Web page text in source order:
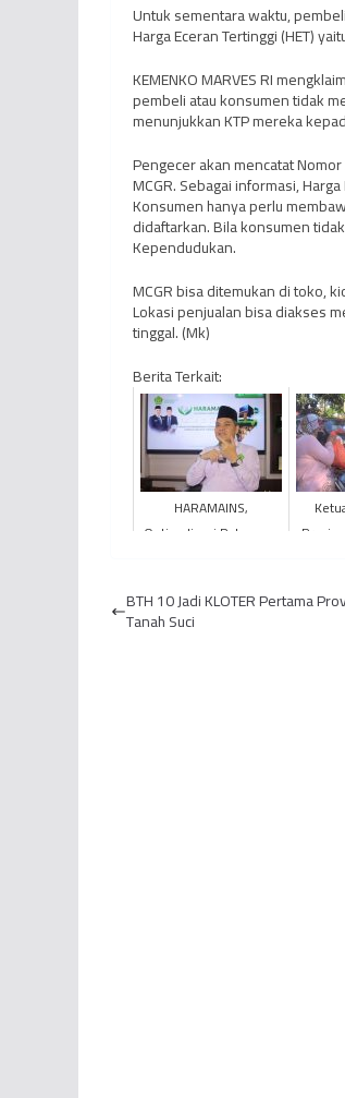
Untuk sementara waktu,
Harga Eceran Tertinggi (HET)
KEMENKO MARVES RI
pembeli atau konsumen tidak
menunjukkan KTP mereka
Pengecer akan mencatat
MCGR. Sebagai informasi,
Konsumen hanya perlu
didaftarkan. Bila konsumen
Kependudukan.
MCGR bisa ditemukan di toko,
Lokasi penjualan bisa diakses
tinggal. (Mk)
Berita Terkait:
HARAMAINS,
Optimalisasi Pelayanan
Jambi
BTH 10 Jadi KLOTER Pertama
Tanah Suci